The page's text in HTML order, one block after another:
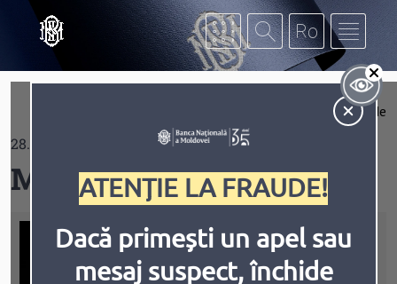
Mergi la conţinutul principal
ATENȚIE LA FRAUDE!
Dacă primești un apel sau
mesaj suspect, închide
Extinde
28.12.2020
Medicul meu – eroul meu